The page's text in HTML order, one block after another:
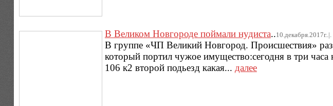
В Великом Новгороде поймали нудиста..10.декабря.2017г..|.
В группе «ЧП Великий Новгород. Происшествия»
который портил чужое имущество:сегодня в три
106 к2 второй подьезд какая... далее